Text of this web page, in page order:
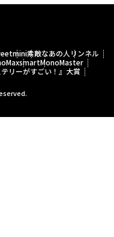
mini素敵なあの人リンネル
smartMonoMaster
テリーがすごい！』大賞